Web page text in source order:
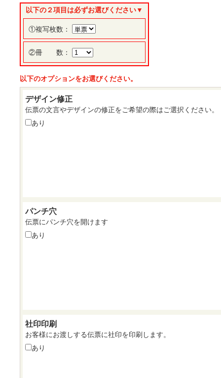
以下の２項目は必ずお選びください▼
①複写枚数：
②冊 数：
以下のオプションをお選びください。
デザイン修正
伝票の文言やデザインの修正をご希望の際はご選択ください。
あり
パンチ穴
伝票にパンチ穴を開けます
あり
社印印刷
お客様にお渡しする伝票に社印を印刷します。
あり